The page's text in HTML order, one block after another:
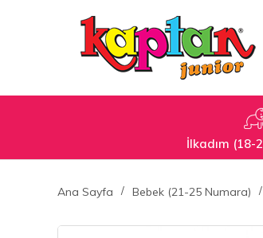
İlkadım (18-
Ana Sayfa Bebek (21-25 Numara)